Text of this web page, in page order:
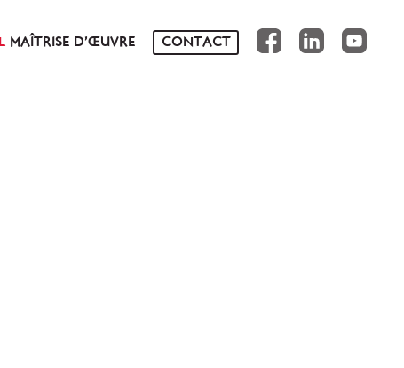
MAÎTRISE D’ŒUVRE CONTACT
FB IN YT